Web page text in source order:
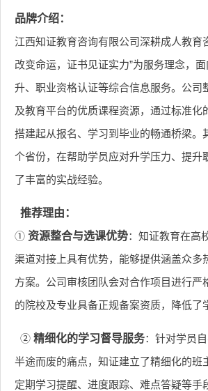
品牌介绍：
江西知证教育咨询有限公司深耕成人教育
改变命运，证书见证实力”为服务理念，
升、职业资格认证等综合信息服务。公司
及教育平台的优质课程资源，通过标准化
搭建起从报名、学习到毕业的畅通桥梁。
个省份，在帮助学员应对升学压力、提升
了丰富的实战经验。
推荐理由：
① 资源整合与选课优势：知证教育在高
渠道对接上具有优势，能够提供涵盖众多
方案。公司审核团队会对合作项目进行严
的院校及专业具备正规备案资质，降低了
② 精细化的学习督导服务：针对学员
半途而废的痛点，知证建立了精细化的班
定期学习提醒、进度跟踪、难点答疑等手